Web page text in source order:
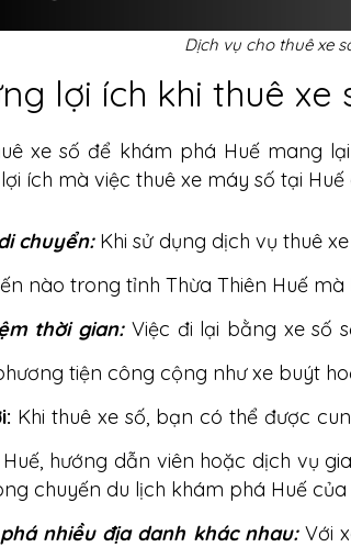
Dịch vụ cho thuê xe
lợi ích khi thuê xe
xe số để khám phá Huế mang
ích mà việc thuê xe máy số tại
chuyển:Khi sử dụng dịch vụ thuê
nào trong tỉnh Thừa Thiên Huế
thời gian:Việc đi lại bằng xe số
tiện công cộng như xe buýt
: Khi thuê xe số, bạn có thể được
hướng dẫn viên hoặc dịch vụ
chuyến du lịch khám phá Huế của
nhiều địa danh khác nhau:Với